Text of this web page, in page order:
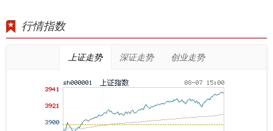
行情指数
上证走势 深证走势 创业走势